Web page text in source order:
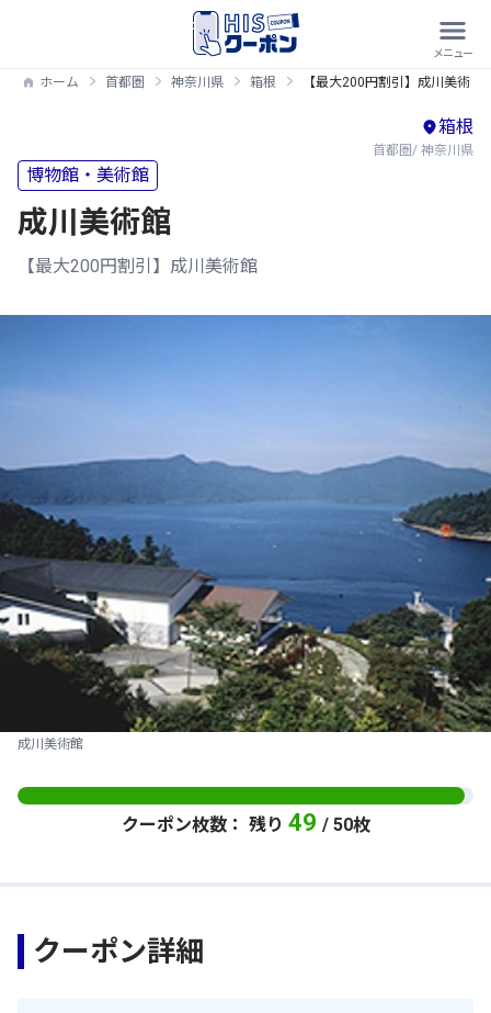
ホーム 首都圏 神奈川県 箱根 【最大200円割引】成川美術館
箱根
首都圏/ 神奈川県
博物館・美術館
成川美術館
【最大200円割引】成川美術館
成川美術館
クーポン枚数： 残り 49 / 50枚
クーポン詳細